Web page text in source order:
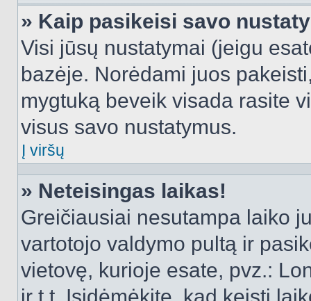
» Kaip pasikeisi savo
Visi jūsų nustatymai (jeigu
bazėje. Norėdami juos
mygtuką beveik visada rasite
visus savo nustatymus.
Į viršų
» Neteisingas laikas!
Greičiausiai nesutampa laiko
vartotojo valdymo pultą ir
vietovę, kurioje esate, pvz.: